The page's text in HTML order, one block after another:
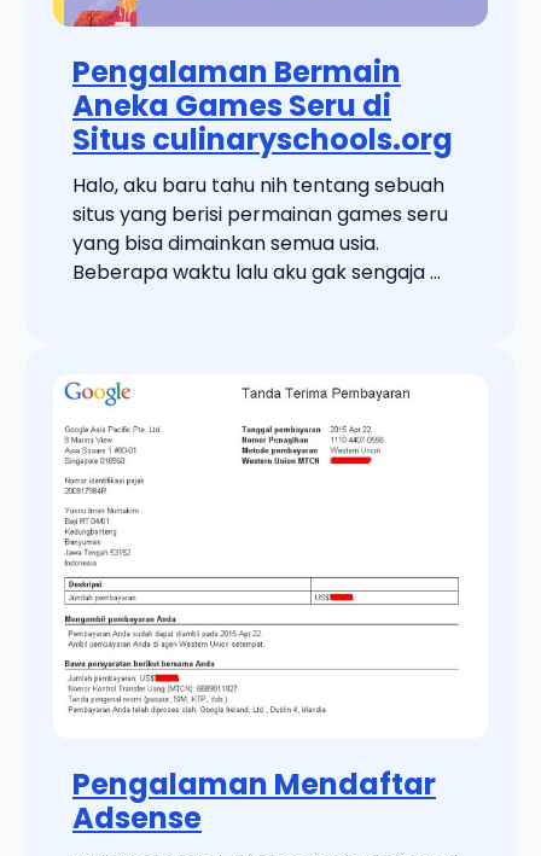
Pengalaman Bermain
Aneka Games Seru di
Situs culinaryschools.org
Halo, aku baru tahu nih tentang sebuah
situs yang berisi permainan games seru
yang bisa dimainkan semua usia.
Beberapa waktu lalu aku gak sengaja ...
Pengalaman Mendaftar
Adsense